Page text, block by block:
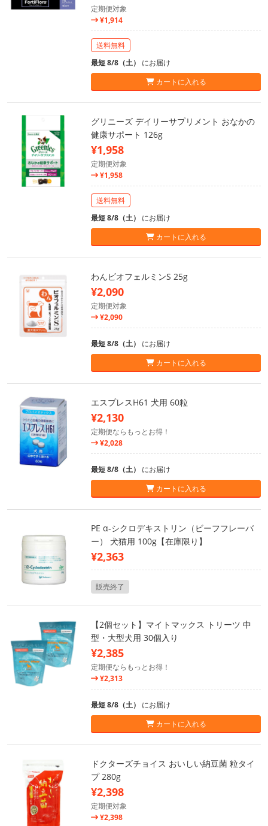
定期便対象
¥1,914
送料無料
最短 8/8（土） にお届け
カートに入れる
グリニーズ デイリーサプリメント おなかの
健康サポート 126g
¥1,958
定期便対象
¥1,958
送料無料
最短 8/8（土） にお届け
カートに入れる
わんビオフェルミンS 25g
¥2,090
定期便対象
¥2,090
最短 8/8（土） にお届け
カートに入れる
エスプレスH61 犬用 60粒
¥2,130
定期便ならもっとお得！
¥2,028
最短 8/8（土） にお届け
カートに入れる
PE α-シクロデキストリン（ビーフフレーバ
ー） 犬猫用 100g【在庫限り】
¥2,363
販売終了
【2個セット】マイトマックス トリーツ 中
型・大型犬用 30個入り
¥2,385
定期便ならもっとお得！
¥2,313
最短 8/8（土） にお届け
カートに入れる
ドクターズチョイス おいしい納豆菌 粒タイ
プ 280g
¥2,398
定期便対象
¥2,398